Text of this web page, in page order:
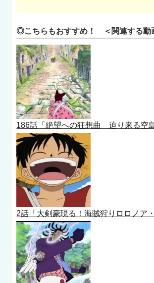
◎こちらもおすすめ！ ＜関連する動
186話「絶望への狂想曲 迫り来る空
2話「大剣豪現る！海賊狩りロロノア・